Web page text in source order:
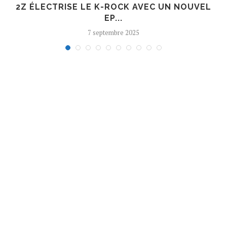
2Z ÉLECTRISE LE K-ROCK AVEC UN NOUVEL
EP...
7 septembre 2025